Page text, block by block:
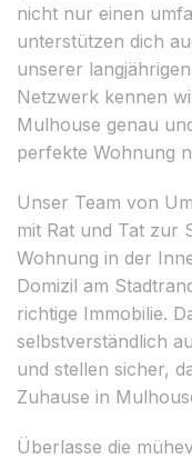
nicht nur einen
unterstützen dich
unserer
Netzwerk kennen
Mulhouse genau
perfekte Wohnung
Unser Team von
mit Rat und Tat zur
Wohnung in der
Domizil am
richtige Immobilie.
selbstverständlich
und stellen sicher,
Zuhause in
Überlasse die